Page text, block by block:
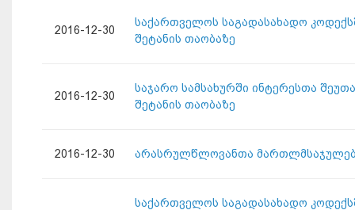
2016-12-30
საქართველოს საგადასახადო
შეტანის თაობაზე
2016-12-30
საჯარო სამსახურში ინტერესთა
შეტანის თაობაზე
2016-12-30 არასრულწლოვანთა
საქართველოს საგადასახადო